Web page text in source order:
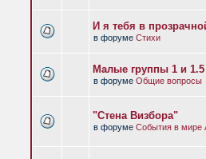
И я тебя в
в форуме Стихи
Малые группы 1 и 1.5
в форуме Общие вопросы
"Стена Визбора"
в форуме События в мире